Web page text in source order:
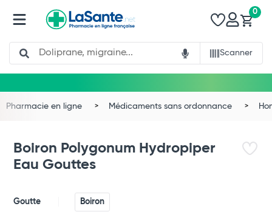
Search
Scanner
0
Pharmacie en ligne Médicaments sans ordonnance
Boiron Polygonum Hydropiper
Eau Gouttes
Goutte Boiron